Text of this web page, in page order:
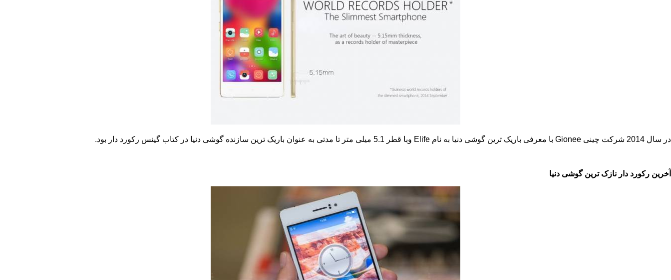
در سال 2014 شرکت چینی Gionee با معرفی باریک ترین گوشی دنیا به نام Elife وبا قطر 5.1 میلی متر تا مدتی به عنوان باریک ترین سازنده گوشی دنیا در کتاب گینس رکورد دار بود.
آخرین رکورد دار نازک ترین گوشی دنیا